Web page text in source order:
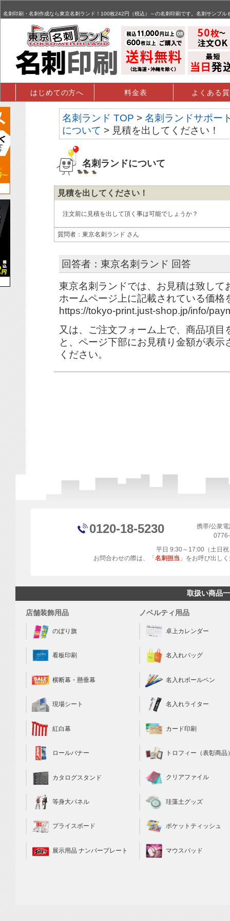
名刺印刷・名刺作成なら東京名刺ランド！100枚242円（税込）～の名刺印刷です。名刺サンプル
はじめての方へ 料金表 よくある
名刺ランド TOP > 名刺ランドサポー
について > 見積を出してください！
名刺ランドについて
見積を出してください！
質問者：東京名刺ランド さん
注文前に見積を出して頂く事は可能でしょうか？
回答者：東京名刺ランド 回答
東京名刺ランドでは、お見積は致して
ホームページ上に記載されている価格
https://tokyo-print.just-shop.jp/info/
又は、ご注文フォーム上で、商品項
と、ページ下部にお見積り金額が表
ください。
0120-18-5230
携帯/公衆
平日 9:30～17:00（土日
お問合わせの際は、「 名刺担当 」をお呼び出し
取扱い商品
店舗装飾用品
のぼり旗
看板印刷
横断幕・懸垂幕
現場シート
紅白幕
ロールバナー
カタログスタンド
等身大パネル
プライスボード
展示用品 ナンバープレート
ノベルティ用品
卓上カレンダー
名入れバッグ
名入れボールペン
名入れライター
カード印刷
トロフィー（表彰商品
クリアファイル
珪藻土グッズ
ポケットティッシュ
マウスパッド